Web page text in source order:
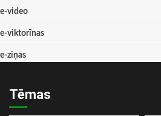
e-video
e-viktorīnas
e-ziņas
Tēmas